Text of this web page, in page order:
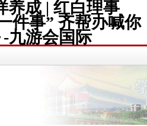
养成 | 红白理事
件事” 齐帮办喊你
九游会国际